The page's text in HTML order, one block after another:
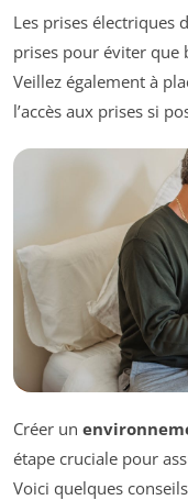
Les prises électriques
prises pour éviter que
Veillez également à
l’accès aux prises si
Créer un
étape cruciale pour
Voici quelques